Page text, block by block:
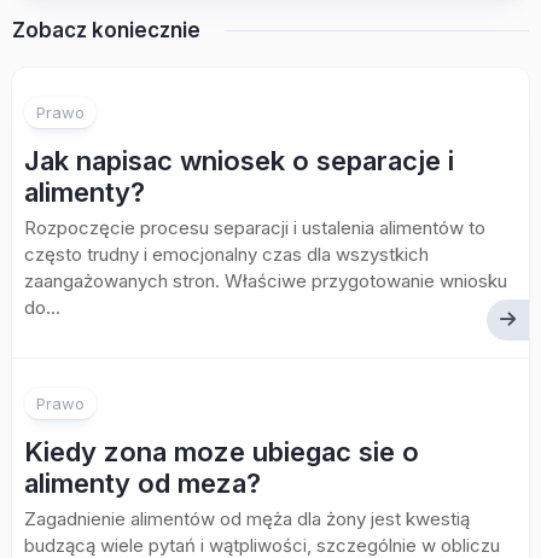
Zobacz koniecznie
Prawo
Jak napisac wniosek o separacje i
alimenty?
Rozpoczęcie procesu separacji i ustalenia alimentów to
często trudny i emocjonalny czas dla wszystkich
zaangażowanych stron. Właściwe przygotowanie wniosku
do...
Prawo
Kiedy zona moze ubiegac sie o
alimenty od meza?
Zagadnienie alimentów od męża dla żony jest kwestią
budzącą wiele pytań i wątpliwości, szczególnie w obliczu